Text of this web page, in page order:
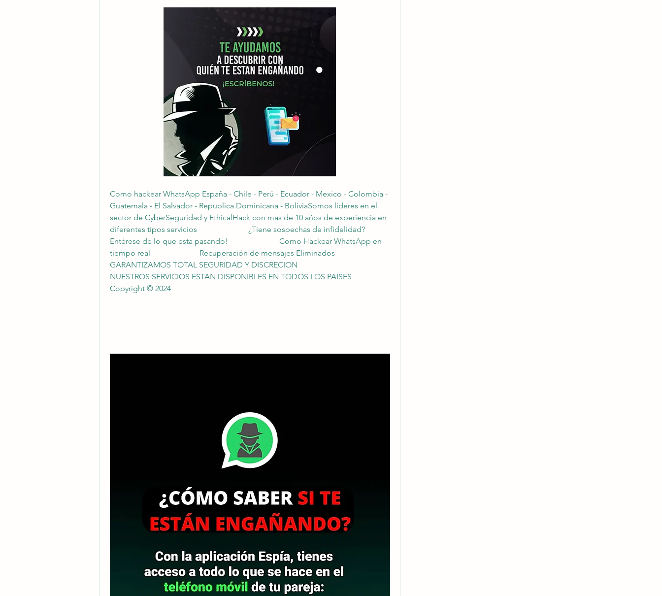
Como hackear WhatsApp España - Chile - Perú - Ecuador - Mexico - Colombia -
Guatemala - El Salvador - Republica Dominicana - BoliviaSomos lideres en el
sector de CyberSeguridad y EthicalHack con mas de 10 años de experiencia en
diferentes tipos servicios                          ¿Tiene sospechas de infidelidad?
Entérese de lo que esta pasando!                          Como Hackear WhatsApp en
tiempo real                         Recuperación de mensajes Eliminados
GARANTIZAMOS TOTAL SEGURIDAD Y DISCRECION
NUESTROS SERVICIOS ESTAN DISPONIBLES EN TODOS LOS PAISES
Copyright © 2024